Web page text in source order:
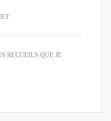
RECUEILS QUE JE